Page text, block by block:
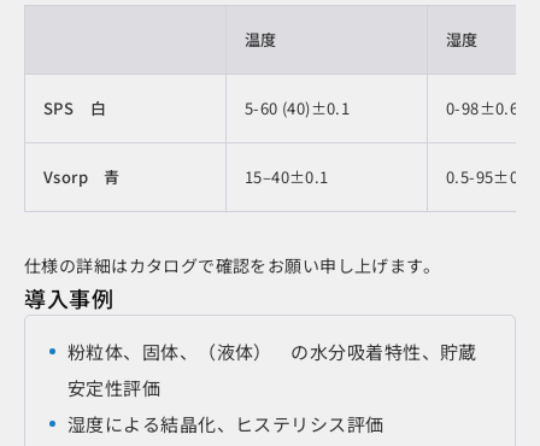
製品情報
温度 湿度
SPS 白 5-60 (40)±0.1 0-98±0.6%
Vsorp 青 15–40±0.1 0.5-
仕様の詳細はカタログで確認をお願い申し上げます。
導入事例
粉粒体、固体、（液体） の水分吸着特性、貯蔵
安定性評価
湿度による結晶化、ヒステリシス評価